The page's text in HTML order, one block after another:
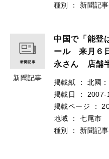
種別
： 新聞記事
新聞記事
中国で「能
ール 来月６
永さん 店舗
掲載紙 ：
北國
掲載日
：
2007-
掲載ページ
：
地域
：
七尾市
種別
： 新聞記事